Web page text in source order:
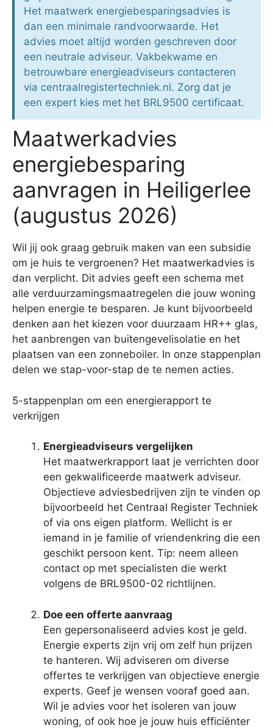
Het maatwerk energiebesparingsadvies is
dan een minimale randvoorwaarde. Het
advies moet altijd worden geschreven door
een neutrale adviseur. Vakbekwame en
betrouwbare energieadviseurs contacteren
via centraalregistertechniek.nl. Zorg dat je
een expert kies met het BRL9500 certificaat.
Maatwerkadvies
energiebesparing
aanvragen in Heiligerlee
(augustus 2026)
Wil jij ook graag gebruik maken van een subsidie
om je huis te vergroenen? Het maatwerkadvies is
dan verplicht. Dit advies geeft een schema met
alle verduurzamingsmaatregelen die jouw woning
helpen energie te besparen. Je kunt bijvoorbeeld
denken aan het kiezen voor duurzaam HR++ glas,
het aanbrengen van buitengevelisolatie en het
plaatsen van een zonneboiler. In onze stappenplan
delen we stap-voor-stap de te nemen acties.
5-stappenplan om een energierapport te
verkrijgen
Energieadviseurs vergelijken
Het maatwerkrapport laat je verrichten door
een gekwalificeerde maatwerk adviseur.
Objectieve adviesbedrijven zijn te vinden op
bijvoorbeeld het Centraal Register Techniek
of via ons eigen platform. Wellicht is er
iemand in je familie of vriendenkring die een
geschikt persoon kent. Tip: neem alleen
contact op met specialisten die werkt
volgens de BRL9500-02 richtlijnen.
Doe een offerte aanvraag
Een gepersonaliseerd advies kost je geld.
Energie experts zijn vrij om zelf hun prijzen
te hanteren. Wij adviseren om diverse
offertes te verkrijgen van objectieve energie
experts. Geef je wensen vooraf goed aan.
Wil je advies voor het isoleren van jouw
woning, of ook hoe je jouw huis efficiënter